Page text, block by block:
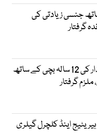
جنسی زیادتی کی
گرفتار
لاہور؛ قریبی رشتےدار کی 12 سالہ بچی کے ساتھ
ملزم گرفتار
اینڈ کلچرل گیلری